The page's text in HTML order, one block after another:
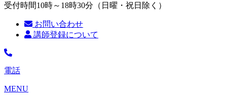
受付時間10時～18時30分（日曜・祝日除く）
お問い合わせ
講師登録について
電話
MENU